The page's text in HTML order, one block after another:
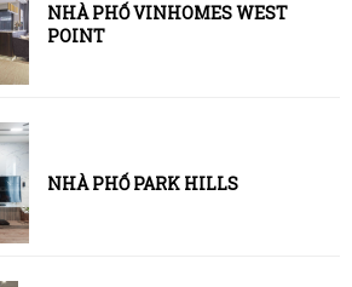
NHÀ PHỐ VINHOMES WEST
POINT
NHÀ PHỐ PARK HILLS